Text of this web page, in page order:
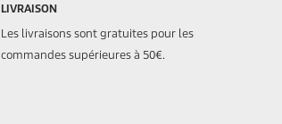
LIVRAISON
Les livraisons sont gratuites pour les
commandes supérieures à 50€.